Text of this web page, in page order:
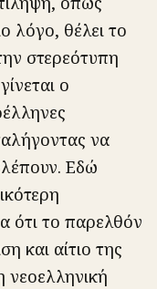
λόγο, θέλει το
στερεότυπη
ο
να
Εδώ
ότι το παρελθόν
και αίτιο της
νεοελληνική